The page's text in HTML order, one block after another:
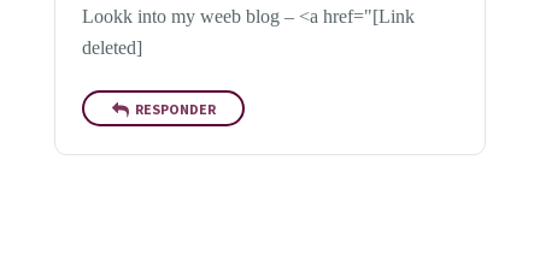
Lookk into my weeb blog – <a href="[Link
deleted]
RESPONDER